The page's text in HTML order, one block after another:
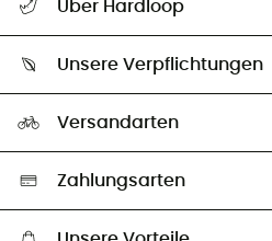
Größentabelle
Vertrag widerrufen
Über Hardloop
Unsere Botschafter
Unsere Verpflichtungen
Auswahl an nachhaltigen Produkten
Versandarten
Zahlungsarten